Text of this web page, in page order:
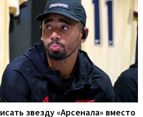
звезду «Арсенала» вместо